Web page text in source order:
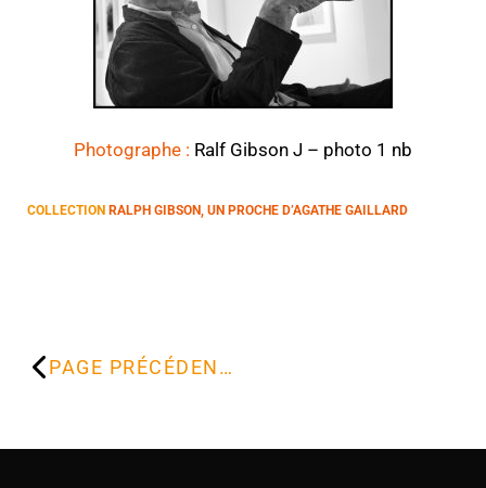
Photographe : Ralf Gibson J – photo 1 nb
COLLECTION RALPH GIBSON, UN PROCHE D’AGATHE GAILLARD
PAGE PRÉCÉDENTE